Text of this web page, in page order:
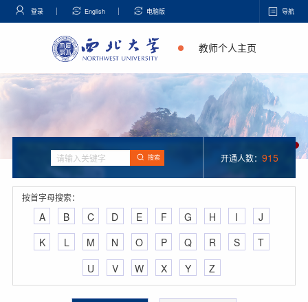
登录 English 电脑版 导航
教师个人主页
搜索 开通人数： 915
按首字母搜索：
A B C D E F G H I
J
K
L M N O P Q R S
T
U
V W X Y Z